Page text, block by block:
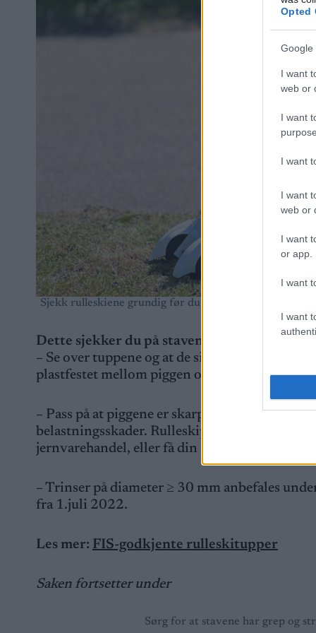
Opted
Google
I want
web or
I want
I want
I want
web or
I want
or app.
I want
I want
Sjekk rulleskiene grundig før du legger ut på de
Dette sjekker du på stavene
– Se over tuppene og at de sitter godt på
plastfestet mellom piggen og staven. Er du i
– Pass på at piggene er skarpe. Sløve pigger
belastningsskader. Rulleskipigger skjerper
jernvarehandel, eller få din lokale
– Trinser på diameter ≥ 30 mm anbefales
fra 1.juli 2022.
Les mer: FIS-godkjente rulleskitupper
Saken fortsetter under
Sørg for at stavene har grep og